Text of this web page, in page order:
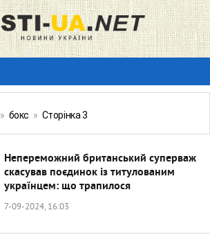
» бокс » Сторінка 3
Непереможний британський суперваж
скасував поєдинок із титулованим
українцем: що трапилося
7-09-2024, 16:03